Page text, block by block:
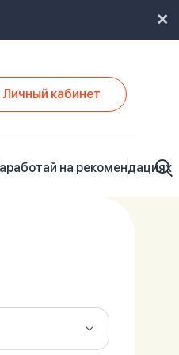
Личный кабинет
на рекомендациях